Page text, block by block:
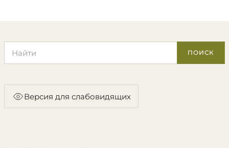
ПОИСК
Версия для слабовидящих